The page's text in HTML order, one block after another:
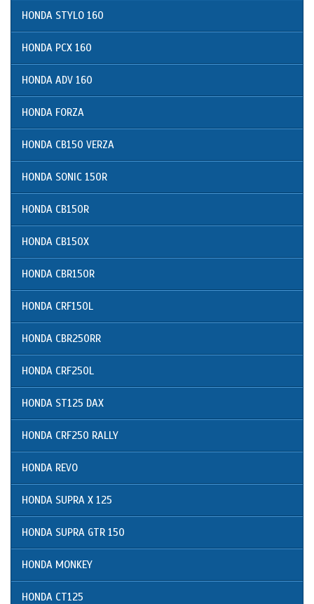
HONDA STYLO 160
HONDA PCX 160
HONDA ADV 160
HONDA FORZA
HONDA CB150 VERZA
HONDA SONIC 150R
HONDA CB150R
HONDA CB150X
HONDA CBR150R
HONDA CRF150L
HONDA CBR250RR
HONDA CRF250L
HONDA ST125 DAX
HONDA CRF250 RALLY
HONDA REVO
HONDA SUPRA X 125
HONDA SUPRA GTR 150
HONDA MONKEY
HONDA CT125